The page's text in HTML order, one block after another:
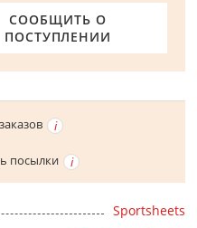
СООБЩИТЬ О
ПОСТУПЛЕНИИ
посылки
Sportsheets